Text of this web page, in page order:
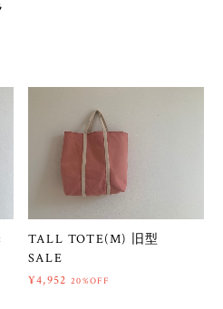
TALL TOTE(M) 旧型
SALE
¥4,952 20%OFF